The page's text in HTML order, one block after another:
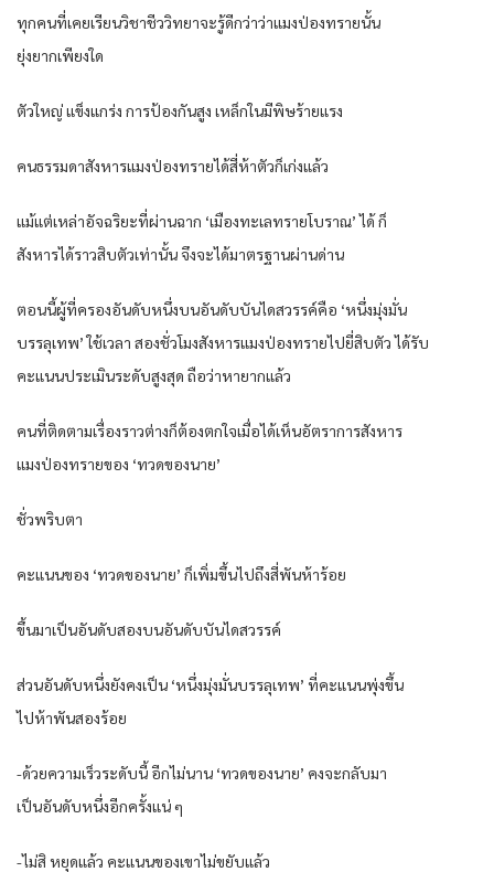
ทุกคนที่เคยเรียนวิชาชีววิทยาจะรู้ดีกว่าว่าแมงป่องทรายนั้น
ยุ่งยากเพียงใด
ตัวใหญ่ แข็งแกร่ง การป้องกันสูง เหล็กในมีพิษร้ายแรง
คนธรรมดาสังหารแมงป่องทรายได้สี่ห้าตัวก็เก่งแล้ว
แม้แต่เหล่าอัจฉริยะที่ผ่านฉาก ‘เมืองทะเลทรายโบราณ’ ได้ ก็
สังหารได้ราวสิบตัวเท่านั้น จึงจะได้มาตรฐานผ่านด่าน
ตอนนี้ผู้ที่ครองอันดับหนึ่งบนอันดับบันไดสวรรค์คือ ‘หนึ่งมุ่งมั่น
บรรลุเทพ’ ใช้เวลา สองชั่วโมงสังหารแมงป่องทรายไปยี่สิบตัว ได้รับ
คะแนนประเมินระดับสูงสุด ถือว่าหายากแล้ว
คนที่ติดตามเรื่องราวต่างก็ต้องตกใจเมื่อได้เห็นอัตราการสังหาร
แมงป่องทรายของ ‘ทวดของนาย’
ชั่วพริบตา
คะแนนของ ‘ทวดของนาย’ ก็เพิ่มขึ้นไปถึงสี่พันห้าร้อย
ขึ้นมาเป็นอันดับสองบนอันดับบันไดสวรรค์
ส่วนอันดับหนึ่งยังคงเป็น ‘หนึ่งมุ่งมั่นบรรลุเทพ’ ที่คะแนนพุ่งขึ้น
ไปห้าพันสองร้อย
-ด้วยความเร็วระดับนี้ อีกไม่นาน ‘ทวดของนาย’ คงจะกลับมา
เป็นอันดับหนึ่งอีกครั้งแน่ ๆ
-ไม่สิ หยุดแล้ว คะแนนของเขาไม่ขยับแล้ว